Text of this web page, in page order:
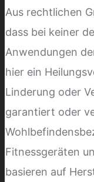
Aus rechtlichen
dass bei keiner
Anwendungen
hier ein
Linderung oder
garantiert oder
Fitnessgeräten
basieren auf